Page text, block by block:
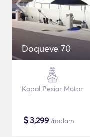
Doqueve 70
Kapal Pesiar Motor
$3,299 /malam